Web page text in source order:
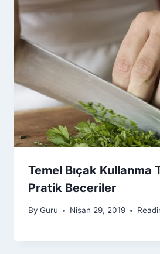
Temel Bıçak Kullanma
Pratik Beceriler
By Guru Nisan 29, 2019